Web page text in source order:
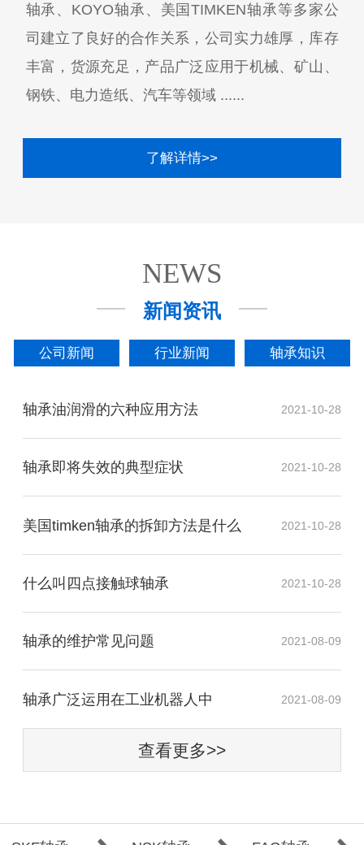
轴承、KOYO轴承、美国TIMKEN轴承等多家公
司建立了良好的合作关系，公司实力雄厚，库存
丰富，货源充足，产品广泛应用于机械、矿山、
钢铁、电力造纸、汽车等领域 ......
了解详情>>
NEWS
新闻资讯
公司新闻 行业新闻 轴承知识
轴承油润滑的六种应用方法 2021-10-28
轴承即将失效的典型症状 2021-10-28
美国timken轴承的拆卸方法是什么 2021-10-28
什么叫四点接触球轴承 2021-10-28
轴承的维护常见问题 2021-08-09
​轴承广泛运用在工业机器人中 2021-08-09
查看更多>>